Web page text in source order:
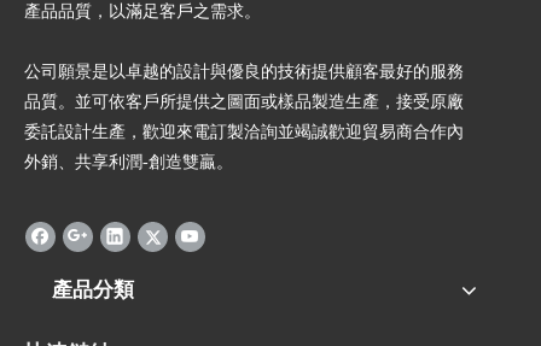
產品品質，以滿足客戶之需求。
公司願景是以卓越的設計與優良的技術提供顧客最好的服務
品質。並可依客戶所提供之圖面或樣品製造生產，接受原廠
委託設計生產，歡迎來電訂製洽詢並竭誠歡迎貿易商合作內
外銷、共享利潤-創造雙贏。
產品分類